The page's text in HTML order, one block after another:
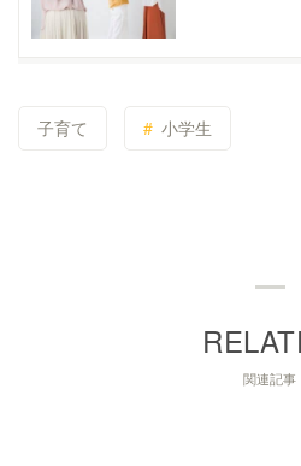
子育て 小学生
関連記事